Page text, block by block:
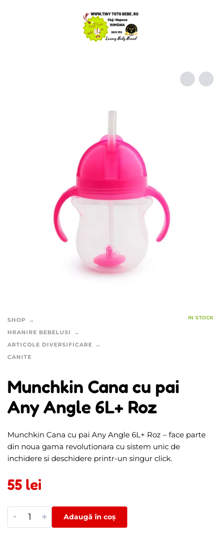
SHOP
HRANIRE BEBELUSI
ARTICOLE DIVERSIFICARE
CANITE
IN STOCK
Munchkin Cana cu pai
Any Angle 6L+ Roz
Munchkin Cana cu pai Any Angle 6L+ Roz – face parte
din noua gama revolutionara cu sistem unic de
inchidere si deschidere printr-un singur click.
55 lei
- + Adaugă în coș